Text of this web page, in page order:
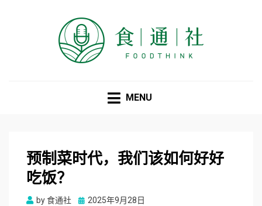
MENU
预制菜时代，我们该如何好好
吃饭？
by食通社
Posted
2025年9月28日